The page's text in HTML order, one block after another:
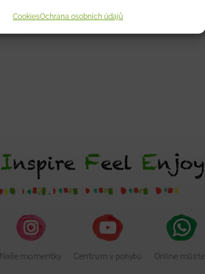
CookiesOchrana osobních údajů
Naše momentky Centrum v pohybu Online